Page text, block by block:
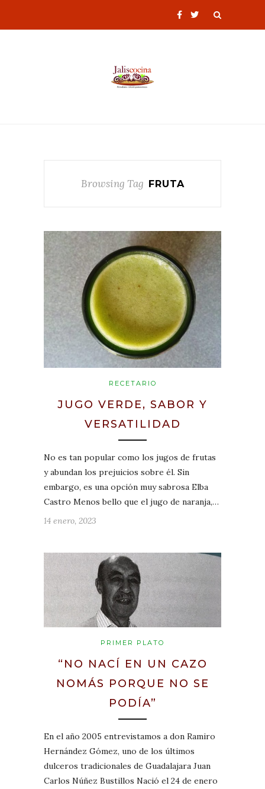
Browsing Tag FRUTA
RECETARIO
JUGO VERDE, SABOR Y
VERSATILIDAD
No es tan popular como los jugos de frutas
y abundan los prejuicios sobre él. Sin
embargo, es una opción muy sabrosa Elba
Castro Menos bello que el jugo de naranja,…
14 enero, 2023
PRIMER PLATO
“NO NACÍ EN UN CAZO
NOMÁS PORQUE NO SE
PODÍA”
En el año 2005 entrevistamos a don Ramiro
Hernández Gómez, uno de los últimos
dulceros tradicionales de Guadalajara Juan
Carlos Núñez Bustillos Nació el 24 de enero